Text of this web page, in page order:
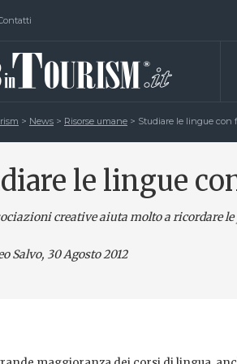
> News > Risorse umane > Studiare le lingue con
le lingue
creative aiuta molto a ricordare le
Salvo, 30 Agosto 2012